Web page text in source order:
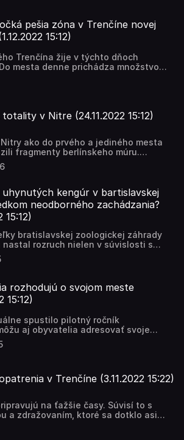
aj kuchynského. V Trnave čoskoro
ktorá bude prvou svojho druhu
o úprave cien za odpad
pešia zóna v Trenčíne novej
15:12)
Trenčína žije v týchto dňoch
mesta denne prichádza množstvo
stromčeku stretávajú so
Keď ale opustia vianočné
na obnovu. Barbora Jurenová sa
o to, s akým projektom mesto v
v Nitre (24.11.2022 15:12)
ako do prvého a jediného mesta
fragmenty berlínskeho múru.
častiach sveta, v Nitre ich
do verejného priestoru pred
námestí. Od vlaňajška sa však
a čo s a sním stane? Zisťovala
kengúr v bartislavskej
neodborného zachádzania?
15:12)
bratislavskej zoologickej záhrady
rozruch nielen v súvislosti s
pozíciu riaditeľky vzhľadom na
bola aj jej odbornosť.
nástupe na post riaditeľky, čo vraj
troch odborných
starostlivosťou o zvieratá.
rozhodujú o svojom meste
15:12)
spustilo pilotný ročník
aj obyvatelia adresovať svoje
projektom. Trnava je vôbec prvou
začala s takouto možnosťou
formovať mestské projekty na
dianie v Trnave nám priblíži
v Trenčíne (3.11.2022 15:22)
na ťažšie časy. Súvisí to s
a zdražovaním, ktoré sa dotklo asi
dnešnej relácii Zo života krajských
na to, aké opatrenia v tejto